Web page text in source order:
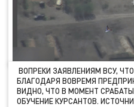
ВОПРЕКИ ЗАЯВЛЕНИЯМ ВСУ,
БЛАГОДАРЯ ВОВРЕМЯ
ВИДНО, ЧТО В МОМЕНТ
ОБУЧЕНИЕ КУРСАНТОВ.